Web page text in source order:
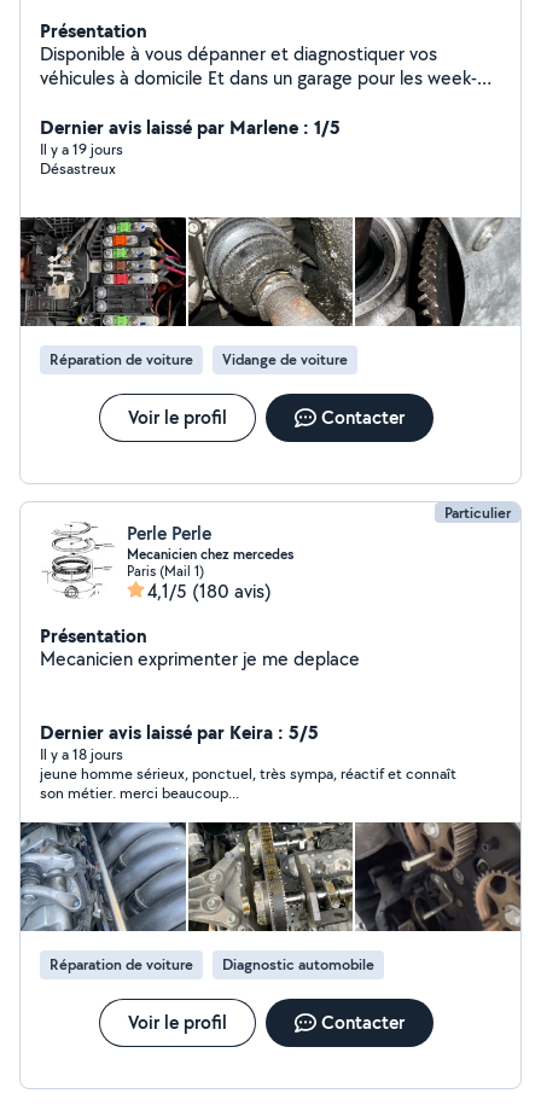
Présentation
Disponible à vous dépanner et diagnostiquer vos
véhicules à domicile Et dans un garage pour les week-
Dernier avis laissé par Marlene : 1/5
Il y a 19 jours
Désastreux
Réparation de voiture Vidange de voiture
Voir le profil Contacter
Particulier
Perle Perle
Mecanicien chez mercedes
Paris (Mail 1)
4,1/5 (180 avis)
Présentation
Mecanicien exprimenter je me deplace
Dernier avis laissé par Keira : 5/5
Il y a 18 jours
jeune homme sérieux, ponctuel, très sympa, réactif et connaît
son métier. merci beaucoup...
Réparation de voiture Diagnostic automobile
Voir le profil Contacter